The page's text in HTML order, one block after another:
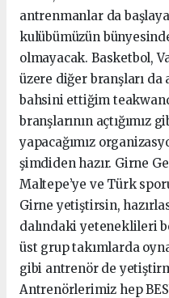
antrenmanlar da
kulübümüzün
olmayacak. Basketbol,
üzere diğer branşları da
bahsini ettiğim
branşlarının açtığımız
yapacağımız
şimdiden hazır. Girne
Maltepe’ye ve Türk
Girne yetiştirsin,
dalındaki yeteneklileri
üst grup takımlarda
gibi antrenör de
Antrenörlerimiz hep